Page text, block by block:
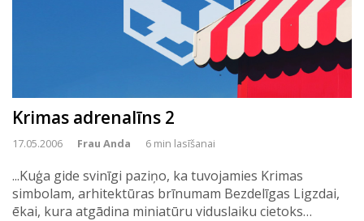
Krimas adrenalīns 2
17.05.2006 Frau Anda 6 min lasīšanai
...Kuģa gide svinīgi paziņo, ka tuvojamies Krimas
simbolam, arhitektūras brīnumam Bezdelīgas Ligzdai,
ēkai, kura atgādina miniatūru viduslaiku cietoks…